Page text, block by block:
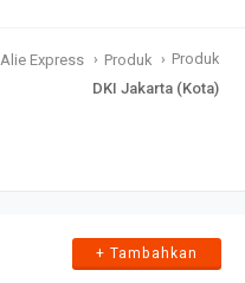
Alie Express › Produk › Produk
DKI Jakarta (Kota)
+ Tambahkan